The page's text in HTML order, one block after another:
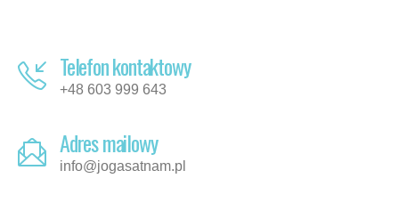
Telefon kontaktowy
+48 603 999 643
Adres mailowy
info@jogasatnam.pl